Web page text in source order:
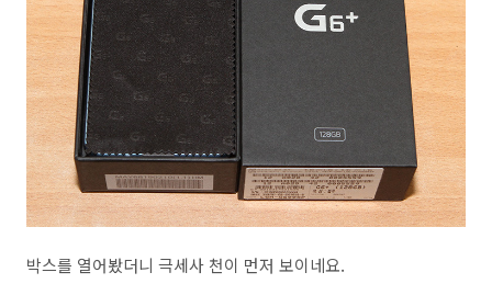
박스를 열어봤더니 극세사 천이 먼저 보이네요.